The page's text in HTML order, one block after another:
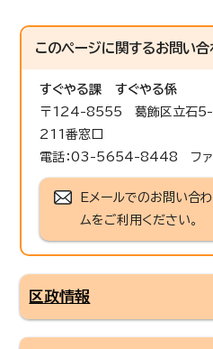
このページに関するお問い合
すぐやる課
すぐやる係
〒124-8555 葛飾区立石
211番窓口
電話：03-5654-8448 フ
Eメールでのお問い合
ムをご利用ください。
区政情報